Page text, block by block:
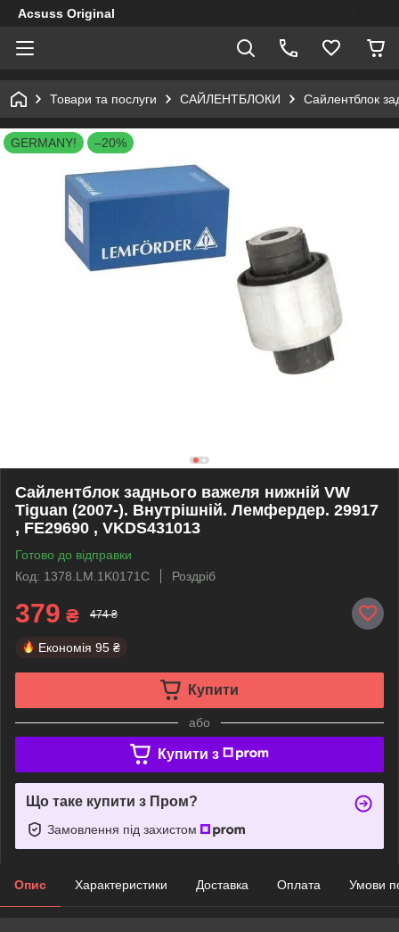
Acsuss Original
Товари та послуги САЙЛЕНТБЛОКИ Сайлентблок
GERMANY! –20%
Сайлентблок заднього важеля нижній VW
Tiguan (2007-). Внутрішній. Лемфердер. 29917
, FE29690 , VKDS431013
Готово до відправки
Код: 1378.LM.1K0171C
Роздріб
379 ₴ 474 ₴
Економія 95 ₴
Купити
або
Купити з
Що таке купити з Пром?
Замовлення під захистом
Опис Характеристики Доставка Оплата Умови